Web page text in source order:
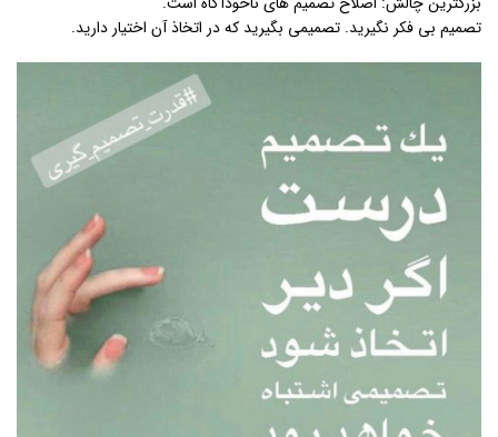
تصمیم بی فکر نگیرید. تصمیمی بگیرید که در اتخاذ آن اختیار دارید.